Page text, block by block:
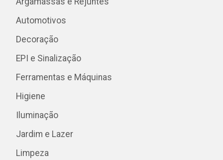
Automotivos
Decoração
EPI e Sinalização
Ferramentas e Máquinas
Higiene
Iluminação
Jardim e Lazer
Limpeza